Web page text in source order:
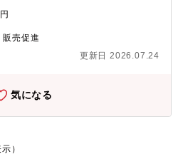
こちらを確認ください。
を収集し、活用事例を横展開するア
に取り組み、製品理解と市場理解を
新商材を発売する際に必要なプロモ
Sensorの認知度向上をリードする存
、Webinarなどデジタルチャネルを
ク収集と、活用事例・アプリケーシ
ース時のプロモーション計画立案
販売促進
更新日 2026.07.24
気になる
）